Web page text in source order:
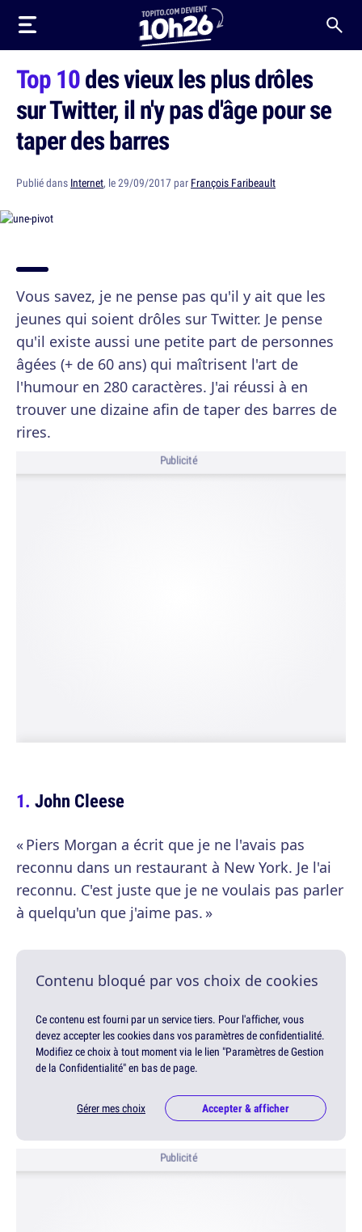
Top 10des vieux les plus drôles
sur Twitter, il n'y pas d'âge pour se
taper des barres
Publié dans Internet, le 29/09/2017 par François Faribeault
Vous savez, je ne pense pas qu'il y ait que les
jeunes qui soient drôles sur Twitter. Je pense
qu'il existe aussi une petite part de personnes
âgées (+ de 60 ans) qui maîtrisent l'art de
l'humour en 280 caractères. J'ai réussi à en
trouver une dizaine afin de taper des barres de
rires.
Publicité
John Cleese
« Piers Morgan a écrit que je ne l'avais pas
reconnu dans un restaurant à New York. Je l'ai
reconnu. C'est juste que je ne voulais pas parler
à quelqu'un que j'aime pas. »
Contenu bloqué par vos choix de cookies
Ce contenu est fourni par un service tiers. Pour l'afficher, vous
devez accepter les cookies dans vos paramètres de confidentialité.
Modifiez ce choix à tout moment via le lien "Paramètres de Gestion
de la Confidentialité" en bas de page.
Gérer mes choix Accepter & afficher
Publicité